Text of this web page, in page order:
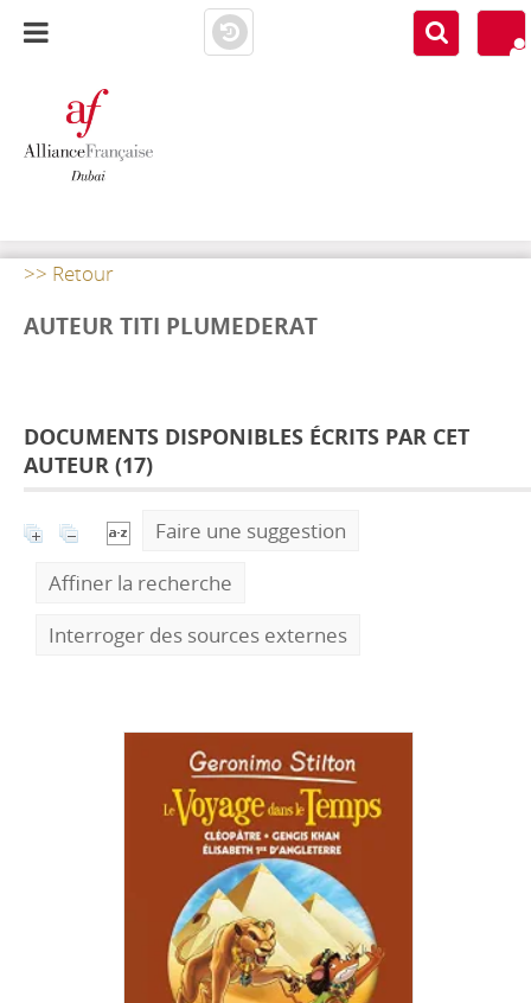
>> Retour
AUTEUR TITI PLUMEDERAT
DOCUMENTS DISPONIBLES ÉCRITS PAR CET
AUTEUR (17)
Faire une suggestion
Affiner la recherche
Interroger des sources externes